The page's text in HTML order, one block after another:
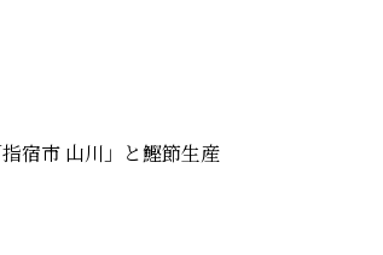
宿市 山川」と鰹節生産